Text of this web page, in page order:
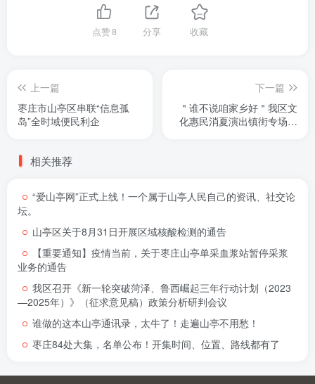
点赞8 分享 收藏
上一篇
枣庄市山亭区串联“信息孤
岛”全时域便民利企
下一篇
＂谁不说咱家乡好＂我区文
化惠民消夏演出镇街专场火
相关推荐
“爱山亭网”正式上线！一个属于山亭人民自己的资讯、社交论
坛。
山亭区关于8月31日开展区域核酸检测的通告
【重要通知】疫情当前，关于枣庄山亭单采血浆站暂停采浆
业务的通告
我区召开《新一轮突破菏泽、鲁西崛起三年行动计划（2023
—2025年）》（征求意见稿）政策分析研判会议
谁做的这本山亭通讯录，太牛了！走遍山亭不用愁！
枣庄84处大集，名单公布！开集时间、位置、路线都有了